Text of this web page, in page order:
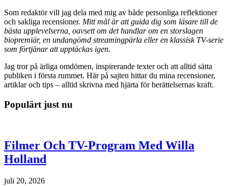
Som redaktör vill jag dela med mig av både personliga reflektioner
och sakliga recensioner. Mitt mål är att guida dig som läsare till de
bästa upplevelserna, oavsett om det handlar om en storslagen
biopremiär, en undangömd streamingpärla eller en klassisk TV-serie
som förtjänar att upptäckas igen.
Jag tror på ärliga omdömen, inspirerande texter och att alltid sätta
publiken i första rummet. Här på sajten hittar du mina recensioner,
artiklar och tips – alltid skrivna med hjärta för berättelsernas kraft.
Populärt just nu
Filmer Och TV-Program Med Willa
Holland
juli 20, 2026